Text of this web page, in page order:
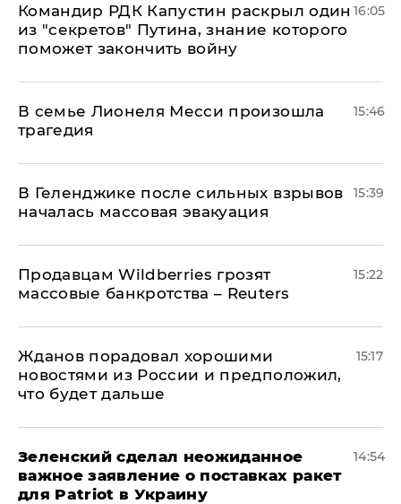
Командир РДК Капустин раскрыл один
из "секретов" Путина, знание которого
поможет закончить войну
16:05
В семье Лионеля Месси произошла
трагедия
15:46
В Геленджике после сильных взрывов
началась массовая эвакуация
15:39
Продавцам Wildberries грозят
массовые банкротства – Reuters
15:22
Жданов порадовал хорошими
новостями из России и предположил,
что будет дальше
15:17
Зеленский сделал неожиданное
важное заявление о поставках ракет
для Patriot в Украину
14:54